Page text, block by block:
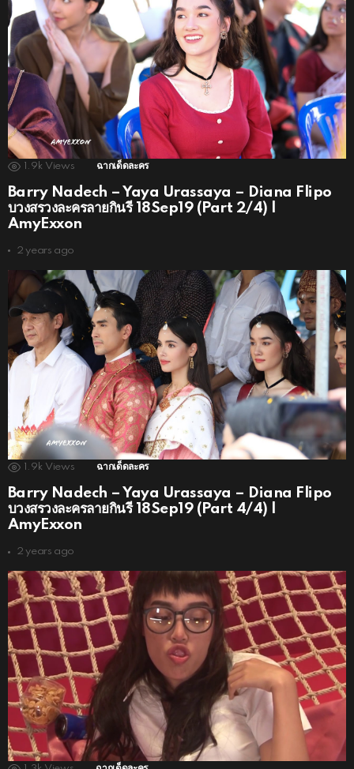
1.9k Views ฉากเด็ดละคร
Barry Nadech – Yaya Urassaya – Diana Flipo
บวงสรวงละครลายกินรี 18Sep19 (Part 2/4) |
AmyExxon
2 years ago
1.9k Views ฉากเด็ดละคร
Barry Nadech – Yaya Urassaya – Diana Flipo
บวงสรวงละครลายกินรี 18Sep19 (Part 4/4) |
AmyExxon
2 years ago